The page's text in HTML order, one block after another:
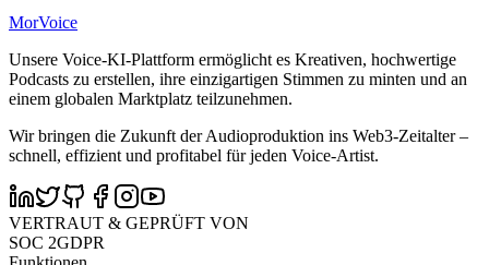
MorVoice
Unsere Voice-KI-Plattform ermöglicht es Kreativen, hochwertige
Podcasts zu erstellen, ihre einzigartigen Stimmen zu minten und an
einem globalen Marktplatz teilzunehmen.
Wir bringen die Zukunft der Audioproduktion ins Web3-Zeitalter –
schnell, effizient und profitabel für jeden Voice-Artist.
VERTRAUT & GEPRÜFT VON
SOC 2GDPR